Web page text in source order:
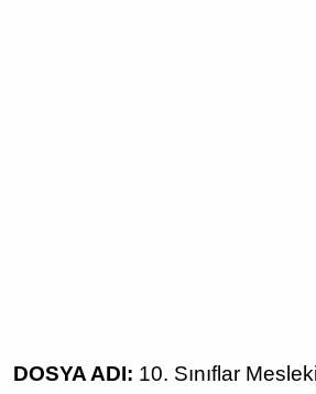
DOSYA ADI: 10. Sınıflar